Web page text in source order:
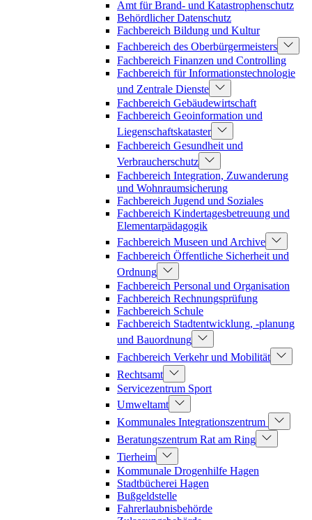
Amt für Brand- und Katastrophenschutz
Behördlicher Datenschutz
Fachbereich Bildung und Kultur
Fachbereich des Oberbürgermeisters
Fachbereich Finanzen und Controlling
Fachbereich für Informationstechnologie
und Zentrale Dienste
Fachbereich Gebäudewirtschaft
Fachbereich Geoinformation und
Liegenschaftskataster
Fachbereich Gesundheit und
Verbraucherschutz
Fachbereich Integration, Zuwanderung
und Wohnraumsicherung
Fachbereich Jugend und Soziales
Fachbereich Kindertagesbetreuung und
Elementarpädagogik
Fachbereich Museen und Archive
Fachbereich Öffentliche Sicherheit und
Ordnung
Fachbereich Personal und Organisation
Fachbereich Rechnungsprüfung
Fachbereich Schule
Fachbereich Stadtentwicklung, -planung
und Bauordnung
Fachbereich Verkehr und Mobilität
Rechtsamt
Servicezentrum Sport
Umweltamt
Kommunales Integrationszentrum
Beratungszentrum Rat am Ring
Tierheim
Kommunale Drogenhilfe Hagen
Stadtbücherei Hagen
Bußgeldstelle
Fahrerlaubnisbehörde